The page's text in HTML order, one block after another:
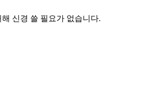
신경 쓸 필요가 없습니다.